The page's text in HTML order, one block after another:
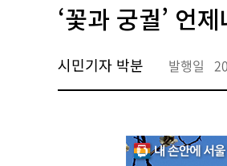
바
‘꽃과 궁궐’ 언
시민기자 박분 발행일